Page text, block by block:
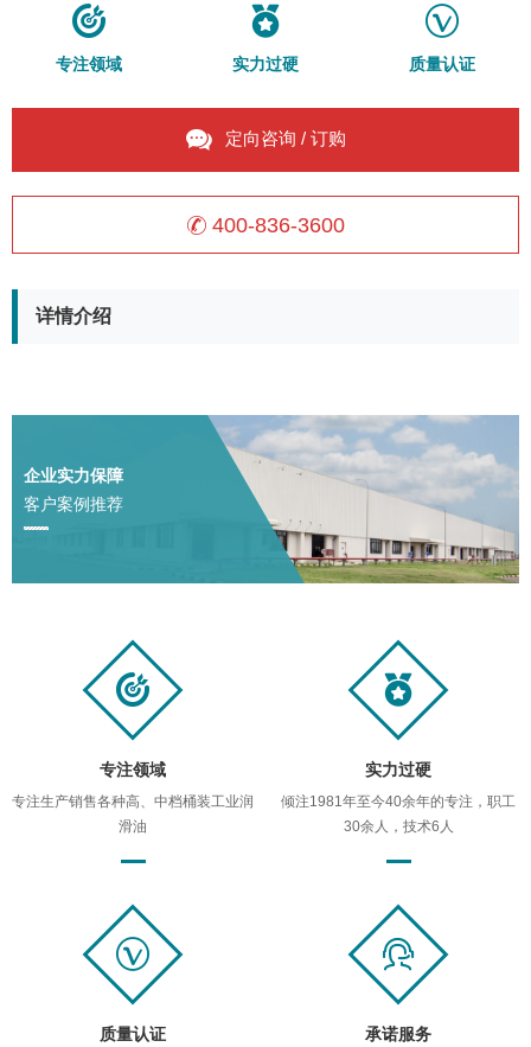
专注领域 实力过硬 质量认证
定向咨询 / 订购
400-836-3600
详情介绍
企业实力保障
客户案例推荐
专注领域
专注生产销售各种高、中档桶装工业润
滑油
实力过硬
倾注1981年至今40余年的专注，职工
30余人，技术6人
质量认证 承诺服务